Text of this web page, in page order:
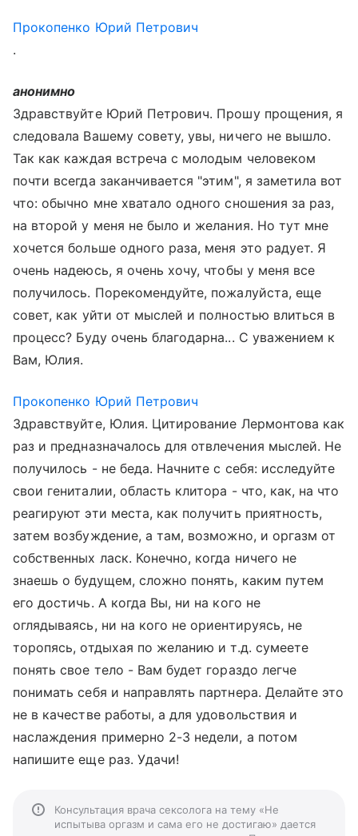
Прокопенко Юрий Петрович
.
анонимно
Здравствуйте Юрий Петрович. Прошу прощения, я
следовала Вашему совету, увы, ничего не вышло.
Так как каждая встреча с молодым человеком
почти всегда заканчивается "этим", я заметила вот
что: обычно мне хватало одного сношения за раз,
на второй у меня не было и желания. Но тут мне
хочется больше одного раза, меня это радует. Я
очень надеюсь, я очень хочу, чтобы у меня все
получилось. Порекомендуйте, пожалуйста, еще
совет, как уйти от мыслей и полностью влиться в
процесс? Буду очень благодарна... С уважением к
Вам, Юлия.
Прокопенко Юрий Петрович
Здравствуйте, Юлия. Цитирование Лермонтова как
раз и предназначалось для отвлечения мыслей. Не
получилось - не беда. Начните с себя: исследуйте
свои гениталии, область клитора - что, как, на что
реагируют эти места, как получить приятность,
затем возбуждение, а там, возможно, и оргазм от
собственных ласк. Конечно, когда ничего не
знаешь о будущем, сложно понять, каким путем
его достичь. А когда Вы, ни на кого не
оглядываясь, ни на кого не ориентируясь, не
торопясь, отдыхая по желанию и т.д. сумеете
понять свое тело - Вам будет гораздо легче
понимать себя и направлять партнера. Делайте это
не в качестве работы, а для удовольствия и
наслаждения примерно 2-3 недели, а потом
напишите еще раз. Удачи!
Консультация врача сексолога на тему «Не
испытыва оргазм и сама его не достигаю» дается